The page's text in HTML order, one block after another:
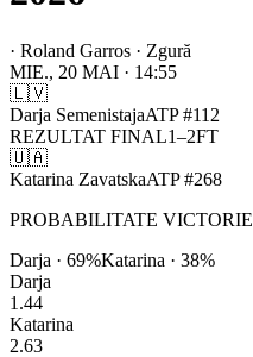
· Roland Garros · Zgură
MIE., 20 MAI · 14:55
🇱🇻
Darja SemenistajaATP#112
REZULTAT FINAL1–2FT
🇺🇦
Katarina ZavatskaATP#268
PROBABILITATE VICTORIE
Darja · 69%Katarina · 38%
Darja
1.44
Katarina
2.63